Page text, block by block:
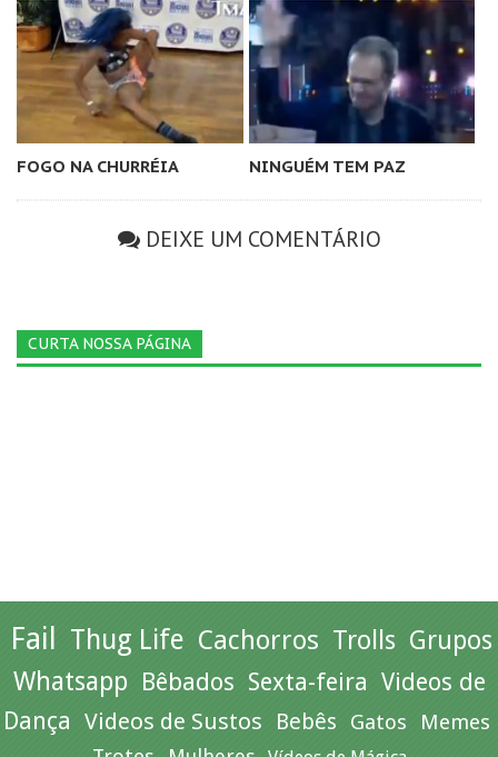
FOGO NA CHURRÉIA NINGUÉM TEM PAZ
DEIXE UM COMENTÁRIO
CURTA NOSSA PÁGINA
Fail Thug Life Cachorros Trolls Grupos
Whatsapp Bêbados Sexta-feira Videos de
Dança Videos de Sustos Bebês Gatos Memes